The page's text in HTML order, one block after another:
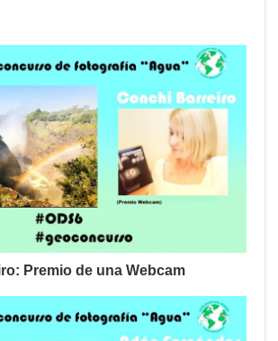
Premio de una Webcam